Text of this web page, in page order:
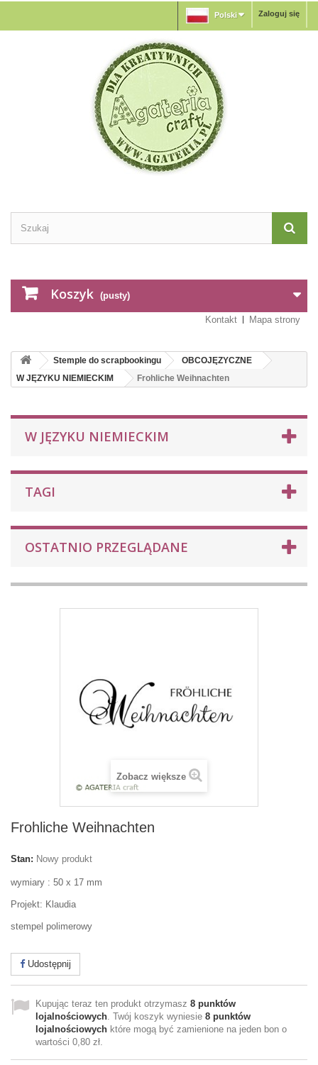
Zaloguj się
Polski
Koszyk (pusty)
Kontakt Mapa strony
Stemple do scrapbookingu
OBCOJĘZYCZNE
W JĘZYKU NIEMIECKIM
Frohliche Weihnachten
W JĘZYKU NIEMIECKIM
TAGI
OSTATNIO PRZEGLĄDANE
Zobacz większe
Frohliche Weihnachten
Stan: Nowy produkt
wymiary : 50 x 17 mm
Projekt: Klaudia
stempel polimerowy
Udostępnij
Kupując teraz ten produkt otrzymasz 8 punktów
lojalnościowych. Twój koszyk wyniesie 8 punktów
lojalnościowych które mogą być zamienione na jeden bon o
wartości 0,80 zł.